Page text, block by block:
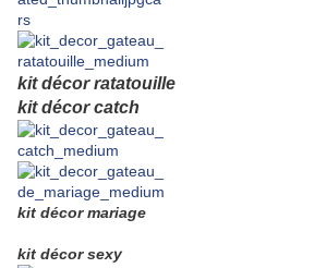
kit décor ratatouille
kit décor catch
kit décor mariage
kit décor sexy